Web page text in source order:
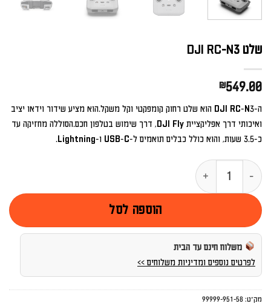
שלט DJI RC-N3
₪549.00
ה-DJI RC-N3 הוא שלט רחוק קומפקטי וקל משקל.הוא מציע שידור וידאו יציב
ואיכותי דרך אפליקציית DJI Fly, דרך שימוש בטלפון חכם.הסוללה מחזיקה עד
כ-3.5 שעות, והוא כולל כבלים תואמים ל-USB-C ו-Lightning.
כמות של שלט DJI RC-N3
הוספה לסל
משלוח חינם עד הבית
לפרטים נוספים ומדיניות משלוחים >>
מק"ט: 99999-951-58